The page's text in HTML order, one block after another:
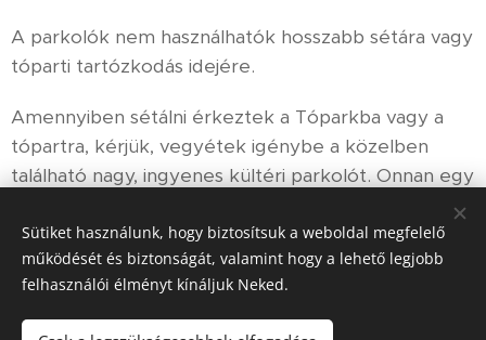
A parkolók nem használhatók hosszabb sétára vagy
tóparti tartózkodás idejére.
Amennyiben sétálni érkeztek a Tóparkba vagy a
tópartra, kérjük, vegyétek igénybe a közelben
található nagy, ingyenes kültéri parkolót. Onnan egy
Köszönjük a megértéseteket és az
együttműködéseteket 🤍
Sütiket használunk, hogy biztosítsuk a weboldal megfelelő
működését és biztonságát, valamint hogy a lehető legjobb
felhasználói élményt kínáljuk Neked.